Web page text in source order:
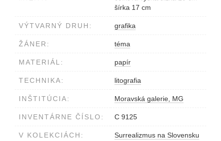
šírka 17 cm
VÝTVARNÝ DRUH: grafika
ŽÁNER: téma
MATERIÁL: papír
TECHNIKA: litografia
INŠTITÚCIA: Moravská galerie, MG
INVENTÁRNE ČÍSLO: C 9125
V KOLEKCIÁCH: Surrealizmus na Slovensku